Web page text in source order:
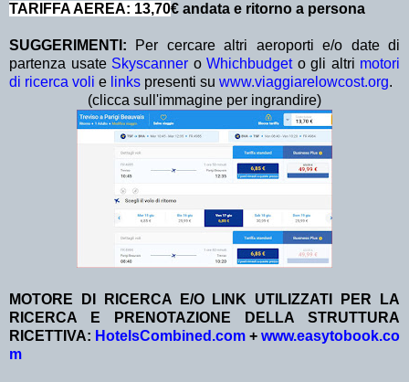
TARIFFA AEREA: 13,70€ andata e ritorno a persona
SUGGERIMENTI: Per cercare altri aeroporti e/o date di
partenza usate Skyscanner o Whichbudgeto gli altri motori
di ricerca voli e links presenti su www.viaggiarelowcost.org.
(clicca sull'immagine per ingrandire)
MOTORE DI RICERCA E/O LINK UTILIZZATI PER LA
RICERCA E PRENOTAZIONE DELLA STRUTTURA
RICETTIVA: HotelsCombined.com + www.easytobook.co
m